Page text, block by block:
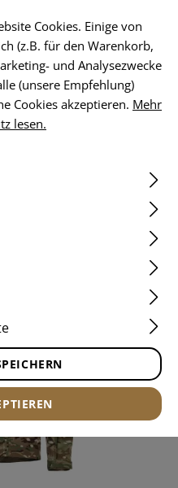
Cookies. Einige von
(z.B. für den Warenkorb,
und Analysezwecke
(unsere Empfehlung)
Cookies akzeptieren. Mehr
lesen.